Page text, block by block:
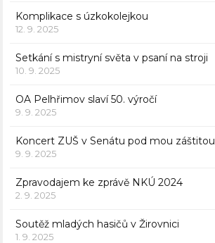
Komplikace s úzkokolejkou
12. 9. 2025
Setkání s mistryní světa v psaní na stroji
10. 9. 2025
OA Pelhřimov slaví 50. výročí
9. 9. 2025
Koncert ZUŠ v Senátu pod mou záštitou
9. 9. 2025
Zpravodajem ke zprávě NKÚ 2024
2. 9. 2025
Soutěž mladých hasičů v Žirovnici
1. 9. 2025